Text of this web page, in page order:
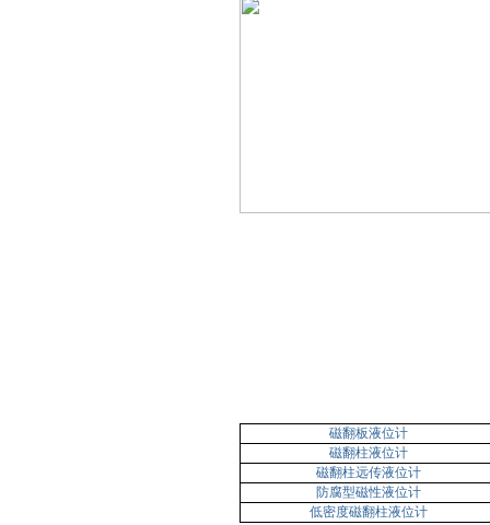
磁翻板液位计
磁翻柱液位计
磁翻柱远传液位计
防腐型磁性液位计
低密度磁翻柱液位计